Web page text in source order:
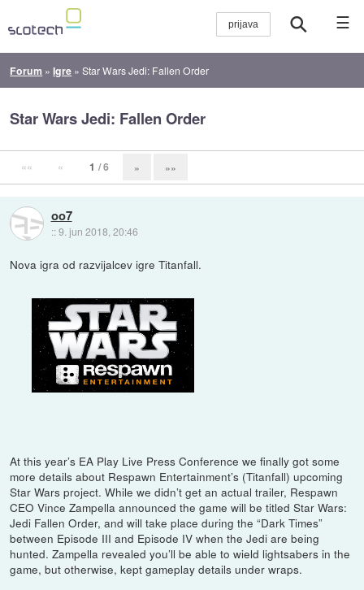
☰
Forum »Igre »Star Wars Jedi: Fallen Order
Star Wars Jedi: Fallen Order
«« « 1 / 6 » »»
oo7
::9. jun 2018, 20:46
Nova igra od razvijalcev igre Titanfall.
At this year’s EA Play Live Press Conference we finally got some
more details about Respawn Entertainment’s (Titanfall) upcoming
Star Wars project. While we didn’t get an actual trailer, Respawn
CEO Vince Zampella announced the game will be titled Star Wars:
Jedi Fallen Order, and will take place during the “Dark Times”
between Episode III and Episode IV when the Jedi are being
hunted. Zampella revealed you’ll be able to wield lightsabers in the
game, but otherwise, kept gameplay details under wraps.